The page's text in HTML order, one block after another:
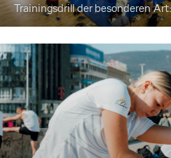
Trainingsdrill der besonderen